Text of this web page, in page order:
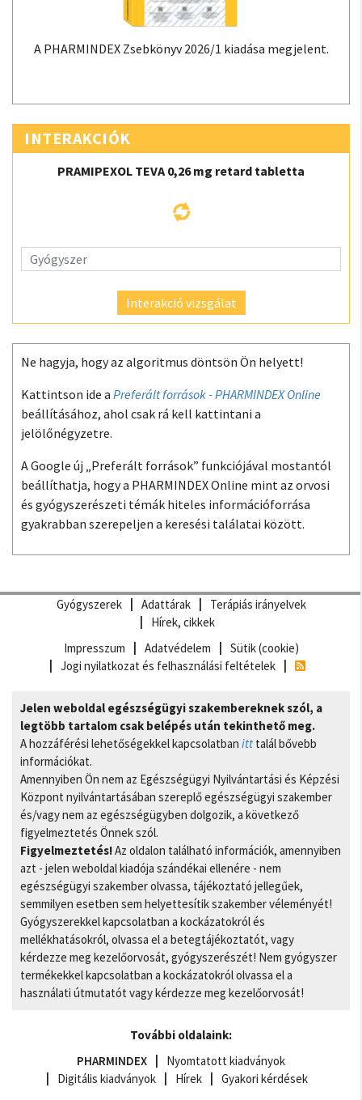
A PHARMINDEX Zsebkönyv 2026/1 kiadása megjelent.
INTERAKCIÓK
PRAMIPEXOL TEVA 0,26 mg retard tabletta
Interakció vizsgálat
Ne hagyja, hogy az algoritmus döntsön Ön helyett!
Kattintson ide a Preferált források - PHARMINDEX Online
beállításához, ahol csak rá kell kattintani a
jelölőnégyzetre.
A Google új „Preferált források” funkciójával mostantól
beállíthatja, hogy a PHARMINDEX Online mint az orvosi
és gyógyszerészeti témák hiteles információforrása
gyakrabban szerepeljen a keresési találatai között.
Gyógyszerek Adattárak
Terápiás irányelvek
Hírek, cikkek
Impresszum
Adatvédelem
Sütik (cookie)
Jogi nyilatkozat és felhasználási feltételek
Jelen weboldal egészségügyi szakembereknek szól, a
legtöbb tartalom csak belépés után tekinthető meg.
A hozzáférési lehetőségekkel kapcsolatban itt talál bővebb
információkat.
Amennyiben Ön nem az Egészségügyi Nyilvántartási és Képzési
Központ nyilvántartásában szereplő egészségügyi szakember
és/vagy nem az egészségügyben dolgozik, a következő
figyelmeztetés Önnek szól.
Figyelmeztetés!Az oldalon található információk, amennyiben
azt - jelen weboldal kiadója szándékai ellenére - nem
egészségügyi szakember olvassa, tájékoztató jellegűek,
semmilyen esetben sem helyettesítik szakember véleményét!
Gyógyszerekkel kapcsolatban a kockázatokról és
mellékhatásokról, olvassa el a betegtájékoztatót, vagy
kérdezze meg kezelőorvosát, gyógyszerészét! Nem gyógyszer
termékekkel kapcsolatban a kockázatokról olvassa el a
használati útmutatót vagy kérdezze meg kezelőorvosát!
További oldalaink:
PHARMINDEX
Nyomtatott kiadványok
Digitális kiadványok
Hírek Gyakori kérdések